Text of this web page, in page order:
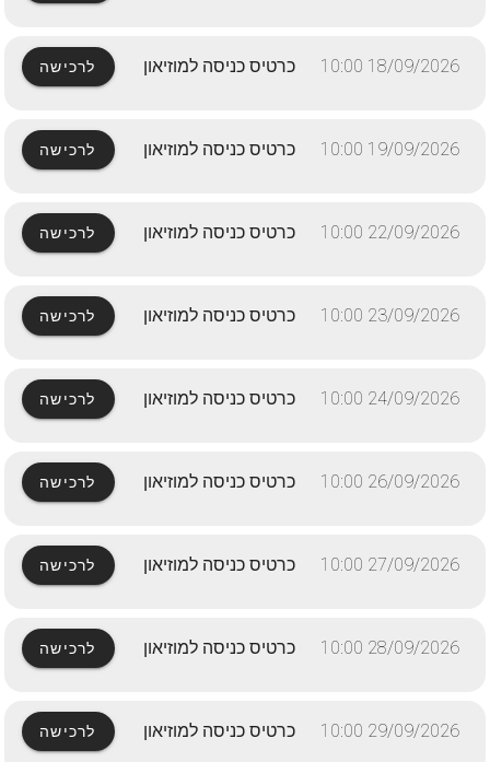
18/09/2026 10:00 כרטיס כניסה למוזיאון לרכישה
19/09/2026 10:00 כרטיס כניסה למוזיאון לרכישה
22/09/2026 10:00 כרטיס כניסה למוזיאון לרכישה
23/09/2026 10:00 כרטיס כניסה למוזיאון לרכישה
24/09/2026 10:00 כרטיס כניסה למוזיאון לרכישה
26/09/2026 10:00 כרטיס כניסה למוזיאון לרכישה
27/09/2026 10:00 כרטיס כניסה למוזיאון לרכישה
28/09/2026 10:00 כרטיס כניסה למוזיאון לרכישה
29/09/2026 10:00 כרטיס כניסה למוזיאון לרכישה